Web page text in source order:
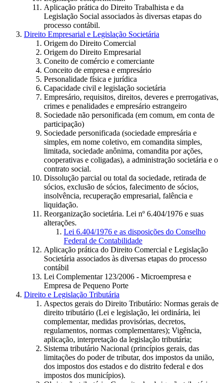
Aplicação prática do Direito Trabalhista e da
Legislação Social associados às diversas etapas do
processo contábil.
Direito Empresarial e Legislação Societária
Origem do Direito Comercial
Origem do Direito Empresarial
Coneito de comércio e comerciante
Conceito de empresa e empresário
Personalidade física e jurídica
Capacidade civil e legislação societária
Empresário, requisitos, direitos, deveres e prerrogativas,
crimes e penalidades e empresário estrangeiro
Sociedade não personificada (em comum, em conta de
participação)
Sociedade personificada (sociedade empresária e
simples, em nome coletivo, em comandita simples,
limitada, sociedade anônima, comandita por ações,
cooperativas e coligadas), a administração societária e o
contrato social.
Dissolução parcial ou total da sociedade, retirada de
sócios, exclusão de sócios, falecimento de sócios,
insolvência, recuperação empresarial, falência e
liquidação.
Reorganização societária. Lei nº 6.404/1976 e suas
alterações.
Lei 6.404/1976 e as disposições do Conselho
Federal de Contabilidade
Aplicação prática do Direito Comercial e Legislação
Societária associados às diversas etapas do processo
contábil
Lei Complementar 123/2006 - Microempresa e
Empresa de Pequeno Porte
Direito e Legislação Tributária
Aspectos gerais do Direito Tributário: Normas gerais de
direito tributário (Lei e legislação, lei ordinária, lei
complementar, medidas provisórias, decretos,
regulamentos, normas complementares); Vigência,
aplicação, interpretação da legislação tributária;
Sistema tributário Nacional (princípios gerais, das
limitações do poder de tributar, dos impostos da união,
dos impostos dos estados e do distrito federal e dos
impostos dos municípios).